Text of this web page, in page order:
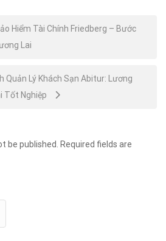
Hiểm Tài Chính Friedberg – Bước
Lai
Quản Lý Khách Sạn Abitur: Lương
Tốt Nghiệp
be published. Required fields are